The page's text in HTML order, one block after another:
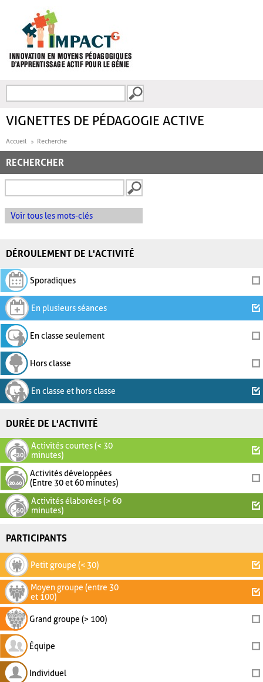
FORMULAIRE DE
VIGNETTES DE PÉDAGOGIE ACTIVE
Accueil Recherche
RECHERCHER
Voir tous les mots-clés
DÉROULEMENT DE L'ACTIVITÉ
Sporadiques
En plusieurs séances
En classe seulement
Hors classe
En classe et hors classe
DURÉE DE L'ACTIVITÉ
Activités courtes (< 30
minutes)
Activités développées
(Entre 30 et 60 minutes)
Activités élaborées (> 60
minutes)
PARTICIPANTS
Petit groupe (< 30)
Moyen groupe (entre 30
et 100)
Grand groupe (> 100)
Équipe
Individuel